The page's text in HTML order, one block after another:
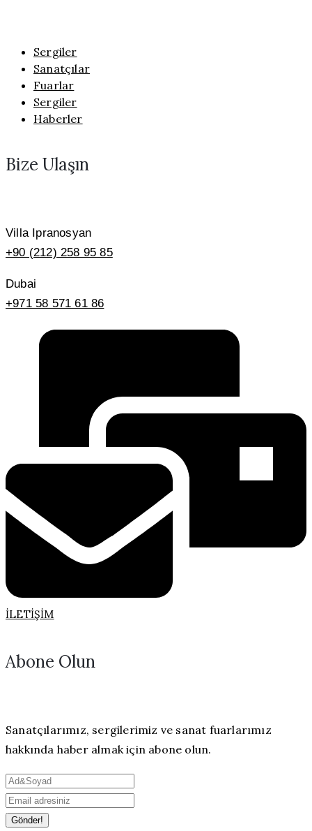
Sergiler
Sanatçılar
Fuarlar
Sergiler
Haberler
Bize Ulaşın
Villa Ipranosyan
+90 (212) 258 95 85
Dubai
+971 58 571 61 86
İLETIŞIM
Abone Olun
Sanatçılarımız, sergilerimiz ve sanat fuarlarımız
hakkında haber almak için abone olun.